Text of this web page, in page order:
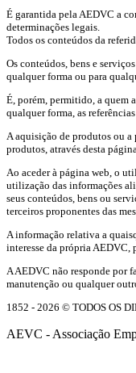
É garantida pela AEDVC a
determinações legais.
Todos os conteúdos da
Os conteúdos, bens e
qualquer forma ou para
É, porém, permitido, a quem
qualquer forma, as
A aquisição de produtos ou
produtos, através desta
Ao aceder à página web, o
utilização das informações
seus conteúdos, bens ou
terceiros proponentes das
A informação relativa a
interesse da própria AEDVC,
A AEDVC não responde por
manutenção ou qualquer
1852 - 2026 © TODOS OS
AEVC - Associação